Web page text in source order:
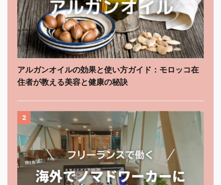
アルガンオイルの効果と使い方ガイド：モロッコ在
住者が教える美容と健康の秘訣
2